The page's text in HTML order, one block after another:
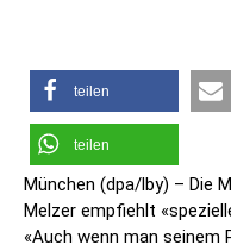
teilen
teilen
München (dpa/lby) – Die
Melzer empfiehlt
«Auch wenn man